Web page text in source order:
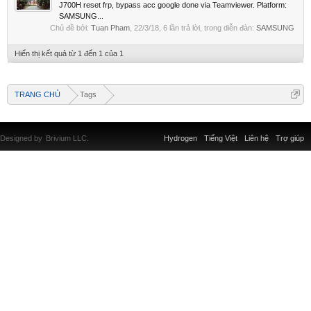
J700H reset frp, bypass acc google done via Teamviewer. Platform:
SAMSUNG...
Chủ đề bởi: Tuan Pham 22/3/18 , 6 lần trả lời, trong diễn đàn: SAMSUNG
Hiển thị kết quả từ 1 đến 1 của 1
TRANG CHỦ Tags
Liên hệ Trợ giúp
Hydrogen Tiếng Việt
Designed by Brivium LLC.